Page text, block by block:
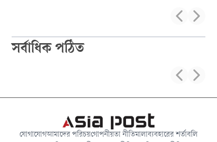
সর্বাধিক পঠিত
যোগাযোগআমাদের পরিচয়গোপনীয়তা নীতিমালাব্যবহারের শর্তাবলি